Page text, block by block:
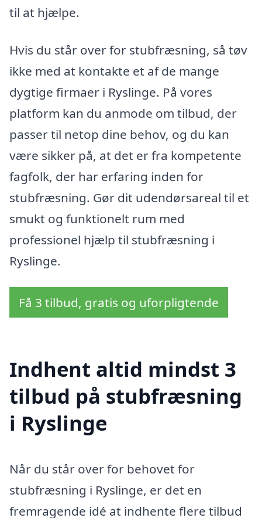
til at hjælpe.
Hvis du står over for stubfræsning, så tøv
ikke med at kontakte et af de mange
dygtige firmaer i Ryslinge. På vores
platform kan du anmode om tilbud, der
passer til netop dine behov, og du kan
være sikker på, at det er fra kompetente
fagfolk, der har erfaring inden for
stubfræsning. Gør dit udendørsareal til et
smukt og funktionelt rum med
professionel hjælp til stubfræsning i
Ryslinge.
Få 3 tilbud, gratis og uforpligtende
Indhent altid mindst 3
tilbud på stubfræsning
i Ryslinge
Når du står over for behovet for
stubfræsning i Ryslinge, er det en
fremragende idé at indhente flere tilbud